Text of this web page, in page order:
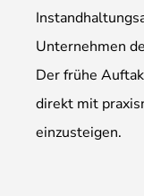
Unternehmen
Der frühe
direkt mit
einzusteigen.